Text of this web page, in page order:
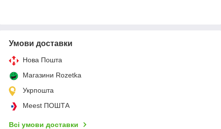
Умови доставки
Нова Пошта
Магазини Rozetka
Укрпошта
Meest ПОШТА
Всі умови доставки